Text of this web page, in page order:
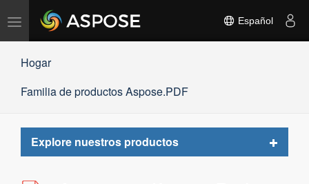
Alternar
navegación
Español
Hogar
Familia de productos Aspose.PDF
Explore nuestros productos
Toggle